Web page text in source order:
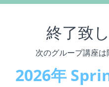
終了致
次のグループ講座は
2026年